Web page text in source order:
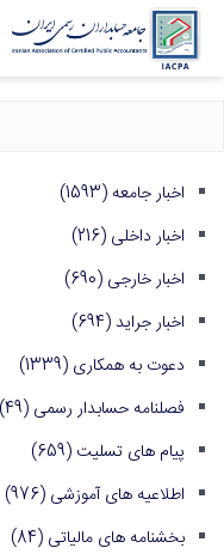
اخبار جامعه (1593)
اخبار داخلی (216)
اخبار خارجی (690)
اخبار جراید(694)
دعوت به همکاری (1339)
فصلنامه حسابدار رسمی (49)
پیام های تسلیت (659)
اطلاعیه های آموزشی (976)
بخشنامه های مالیاتی (84)